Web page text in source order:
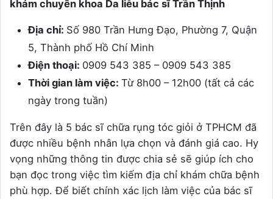
khám chuyên khoa Da liễu bác sĩ Trần Thịnh
Địa chỉ: Số 980 Trần Hưng Đạo, Phường 7, Quận
5, Thành phố Hồ Chí Minh
Điện thoại: 0909 543 385 – 0909 543 385
Thời gian làm việc: Từ 8h00 – 12h00 (tất cả các
ngày trong tuần)
Trên đây là 5 bác sĩ chữa rụng tóc giỏi ở TPHCM đã
được nhiều bệnh nhân lựa chọn và đánh giá cao. Hy
vọng những thông tin được chia sẻ sẽ giúp ích cho
bạn đọc trong việc tìm kiếm địa chỉ khám chữa bệnh
phù hợp. Để biết chính xác lịch làm việc của bác sĩ